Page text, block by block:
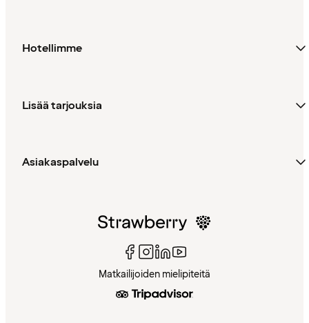
Hotellimme
Lisää tarjouksia
Asiakaspalvelu
Matkailijoiden mielipiteitä